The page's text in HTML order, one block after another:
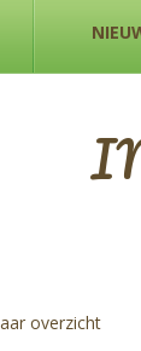
overzicht